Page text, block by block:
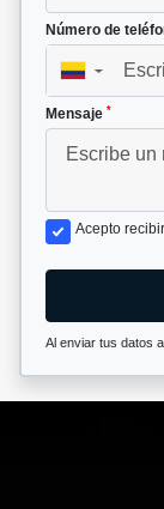
Número de
▼
Mensaje *
Acepto
Al enviar tus datos